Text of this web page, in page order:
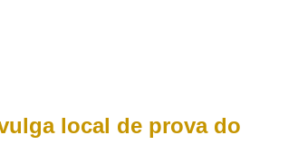
local de prova do